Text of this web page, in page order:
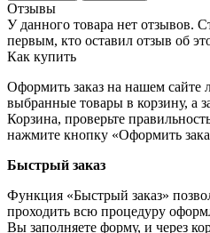
Отзывы
У данного товара нет отзывов.
первым, кто оставил отзыв об
Как купить
Оформить заказ на нашем сайте
выбранные товары в корзину, а
Корзина, проверьте
нажмите кнопку «Оформить
Быстрый заказ
Функция «Быстрый заказ»
проходить всю процедуру
Вы заполняете форму, и через